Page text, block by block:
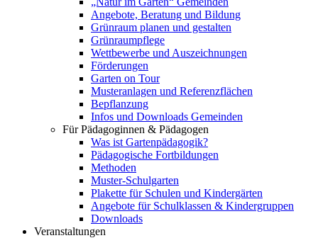
Angebote, Beratung und Bildung
Grünraum planen und gestalten
Grünraumpflege
Wettbewerbe und Auszeichnungen
Förderungen
Garten on Tour
Musteranlagen und Referenzflächen
Bepflanzung
Infos und Downloads Gemeinden
Für Pädagoginnen & Pädagogen
Was ist Gartenpädagogik?
Pädagogische Fortbildungen
Methoden
Muster-Schulgarten
Plakette für Schulen und Kindergärten
Angebote für Schulklassen & Kindergruppen
Downloads
Veranstaltungen